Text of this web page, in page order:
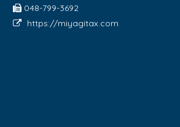
048-799-3692
https://miyagitax.com